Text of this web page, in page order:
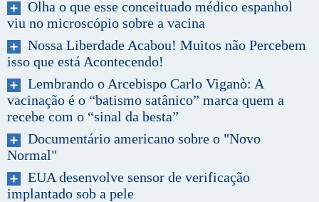
Olha o que esse conceituado médico espanhol
viu no microscópio sobre a vacina
Nossa Liberdade Acabou! Muitos não Percebem
isso que está Acontecendo!
Lembrando o Arcebispo Carlo Viganò: A
vacinação é o “batismo satânico” marca quem a
recebe com o “sinal da besta”
Documentário americano sobre o "Novo
Normal"
EUA desenvolve sensor de verificação
implantado sob a pele